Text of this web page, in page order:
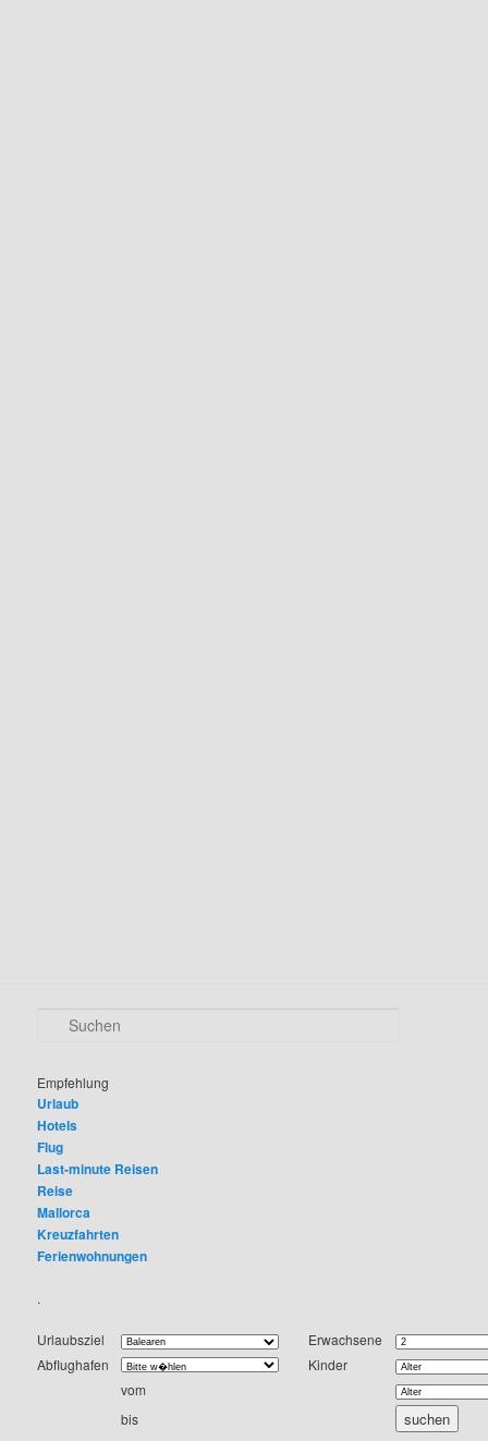
h
e
n
Empfehlung
Urlaub
Hotels
Flug
Last-minute Reisen
Reise
Mallorca
Kreuzfahrten
Ferienwohnungen
.
Urlaubsziel
Erwachsene
Abflughafen
Kinder
vom
bis